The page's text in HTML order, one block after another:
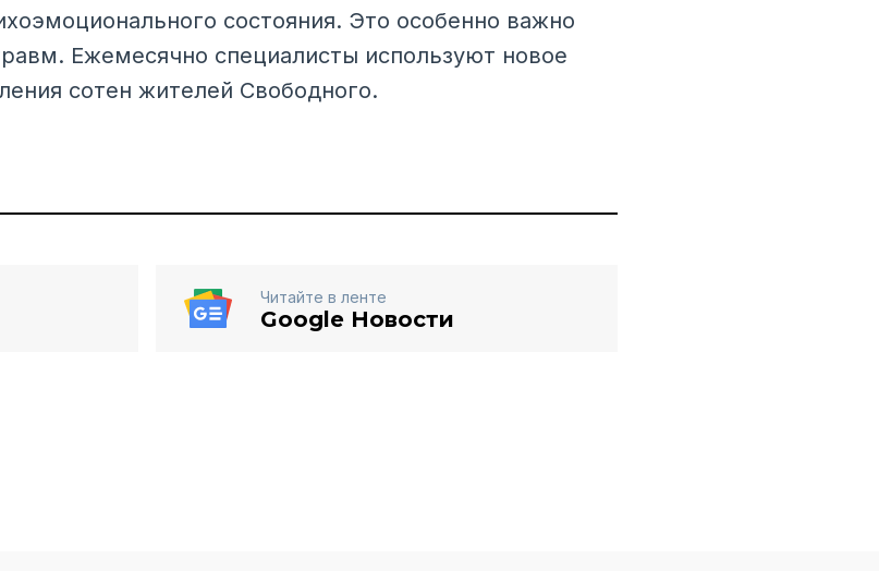
состояния. Это особенно важно
Ежемесячно специалисты используют новое
сотен жителей Свободного.
Читайте в ленте
Google Новости